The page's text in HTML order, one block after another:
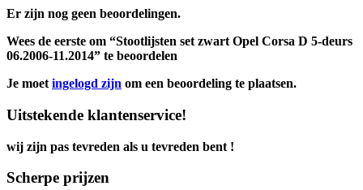
Er zijn nog geen beoordelingen.
Wees de eerste om “Stootlijsten set zwart Opel Corsa D 5-deurs
06.2006-11.2014” te beoordelen
Je moet ingelogd zijn om een beoordeling te plaatsen.
Uitstekende klantenservice!
wij zijn pas tevreden als u tevreden bent !
Scherpe prijzen